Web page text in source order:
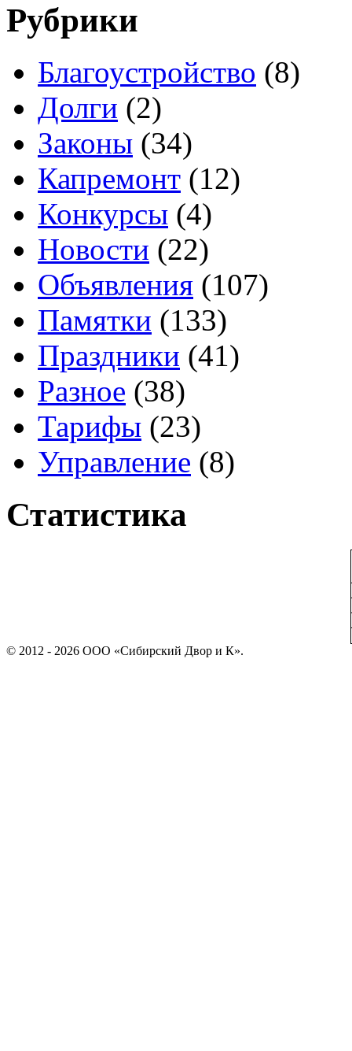
Рубрики
Благоустройство (8)
Долги (2)
Законы (34)
Капремонт (12)
Конкурсы (4)
Новости (22)
Объявления (107)
Памятки (133)
Праздники (41)
Разное (38)
Тарифы (23)
Управление (8)
Статистика
© 2012 - 2026 ООО «Сибирский Двор и К».